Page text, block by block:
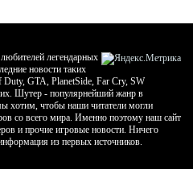
легендарных
новости таких
GTA, PlanetSide, Far Cry, SW
Шутер - популярнейший жанр в
хотим, чтобы наши читатели могли
со всего мира. Именно поэтому наш сайт
и прочие игровые новости. Ничего
из первых источников.